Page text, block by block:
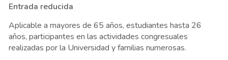
Entrada reducida
Aplicable a mayores de 65 años, estudiantes hasta 26
años, participantes en las actividades congresuales
realizadas por la Universidad y familias numerosas.